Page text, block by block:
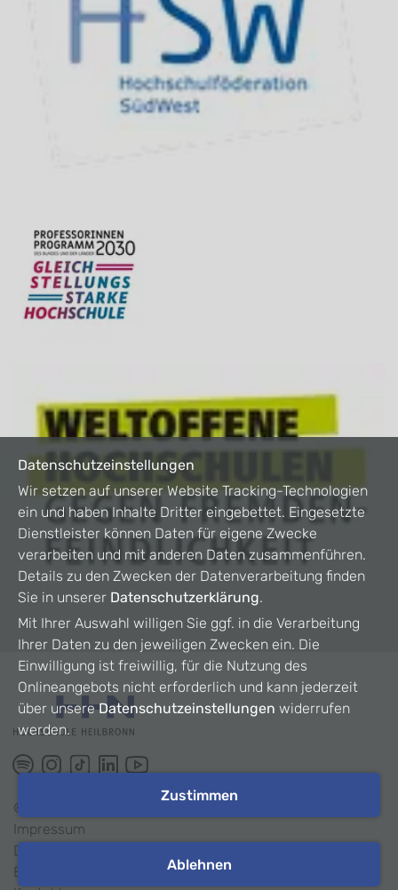
©
Impressum
Datenschutz
Barrierefreiheit
Datenschutzeinstellungen
Wir setzen auf unserer Website Tracking-Technologien
ein und haben Inhalte Dritter eingebettet. Eingesetzte
Dienstleister können Daten für eigene Zwecke
verarbeiten und mit anderen Daten zusammenführen.
Details zu den Zwecken der Datenverarbeitung finden
Sie in unserer Datenschutzerklärung.
Mit Ihrer Auswahl willigen Sie ggf. in die Verarbeitung
Ihrer Daten zu den jeweiligen Zwecken ein. Die
Einwilligung ist freiwillig, für die Nutzung des
Onlineangebots nicht erforderlich und kann jederzeit
über unsereDatenschutzeinstellungen widerrufen
werden.
Zustimmen
Ablehnen